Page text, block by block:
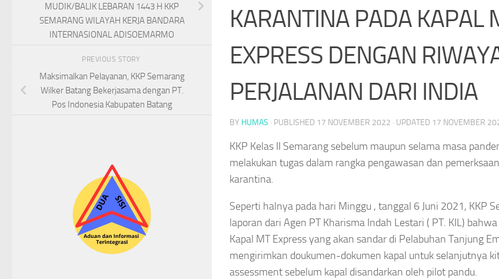
KARANTINA PADA KAPAL
EXPRESS DENGAN
PERJALANAN DARI INDIA
BY HUMAS · PUBLISHED 17 NOVEMBER 2022 · UPDATED 17 NOVEMBER
KKP Kelas II Semarang sebelum maupun selama masa
melakukan tugas dalam rangka pengawasan dan
karantina.
Seperti halnya pada hari Minggu , tanggal 6 Juni 2021, KKP
laporan dari Agen PT Kharisma Indah Lestari ( PT. KIL)
Kapal MT Express yang akan sandar di Pelabuhan Tanjung
mengirimkan doukumen-dokumen kapal untuk selanjutnya
assessment sebelum kapal disandarkan oleh pilot pandu.
MUDIK/BALIK LEBARAN 1443 H KKP
SEMARANG WILAYAH KERJA BANDARA
INTERNASIONAL ADISOEMARMO
PREVIOUS STORY
Maksimalkan Pelayanan, KKP Semarang
Wilker Batang Bekerjasama dengan PT.
Pos Indonesia Kabupaten Batang